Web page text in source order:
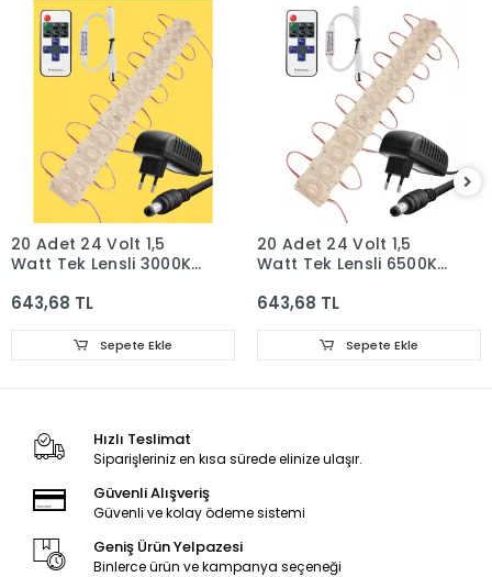
20 Adet 24 Volt 1,5
Watt Tek Lensli 3000K
Modül 12A Tek Renk RF
Adaptör Set
643,68 TL
Sepete Ekle
20 Adet 24 Volt 1,5
Watt Tek Lensli 6500K
Modül 12A Tek Renk RF
Adaptör Set
643,68 TL
Sepete Ekle
Hızlı Teslimat
Siparişleriniz en kısa sürede elinize ulaşır.
Güvenli Alışveriş
Güvenli ve kolay ödeme sistemi
Geniş Ürün Yelpazesi
Binlerce ürün ve kampanya seçeneği